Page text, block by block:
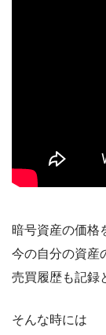
暗号資産の価格
今の自分の資産
売買履歴も記録
そんな時には